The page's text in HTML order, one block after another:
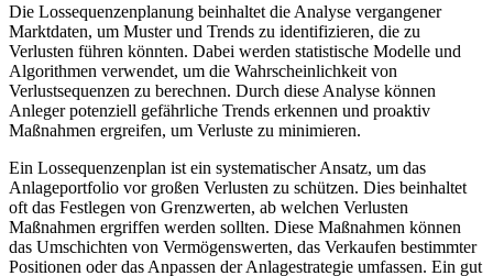
Die Lossequenzenplanung beinhaltet die Analyse vergangener
Marktdaten, um Muster und Trends zu identifizieren, die zu
Verlusten führen könnten. Dabei werden statistische Modelle und
Algorithmen verwendet, um die Wahrscheinlichkeit von
Verlustsequenzen zu berechnen. Durch diese Analyse können
Anleger potenziell gefährliche Trends erkennen und proaktiv
Maßnahmen ergreifen, um Verluste zu minimieren.
Ein Lossequenzenplan ist ein systematischer Ansatz, um das
Anlageportfolio vor großen Verlusten zu schützen. Dies beinhaltet
oft das Festlegen von Grenzwerten, ab welchen Verlusten
Maßnahmen ergriffen werden sollten. Diese Maßnahmen können
das Umschichten von Vermögenswerten, das Verkaufen bestimmter
Positionen oder das Anpassen der Anlagestrategie umfassen. Ein gut